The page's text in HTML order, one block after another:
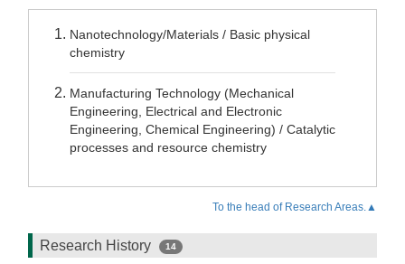
Nanotechnology/Materials / Basic physical
chemistry
Manufacturing Technology (Mechanical
Engineering, Electrical and Electronic
Engineering, Chemical Engineering) / Catalytic
processes and resource chemistry
To the head of Research Areas.▲
Research History 14